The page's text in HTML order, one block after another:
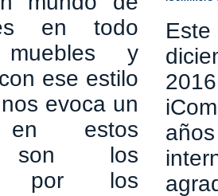
en todo
y
ese estilo
evoca un
en estos
son los
por los